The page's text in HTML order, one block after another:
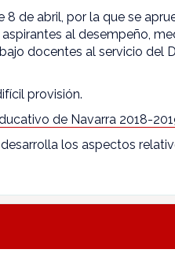
8 de abril, por la que se
al desempeño,
docentes al servicio del
provisión.
de Navarra 2018-
los aspectos